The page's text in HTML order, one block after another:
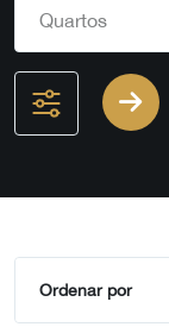
Quartos
Ordenar por